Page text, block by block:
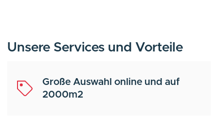
Unsere Services und Vorteile
Große Auswahl online und auf
2000m2